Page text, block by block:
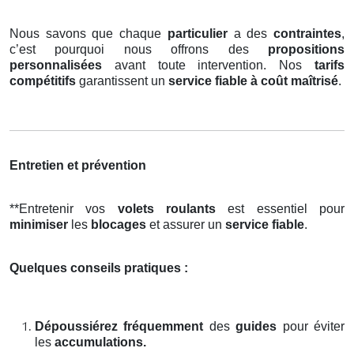
Nous savons que chaque particuliera descontraintes,
c’est pourquoi nous offrons des propositions
personnalisées avant toute intervention. Nos tarifs
compétitifs garantissent un service fiable à coût maîtrisé.
Entretien et prévention
**Entretenir vos volets roulants est essentiel pour
minimiser les blocages et assurer un service fiable.
Quelques conseils pratiques :
Dépoussiérez fréquemment desguides pour éviter
les accumulations.